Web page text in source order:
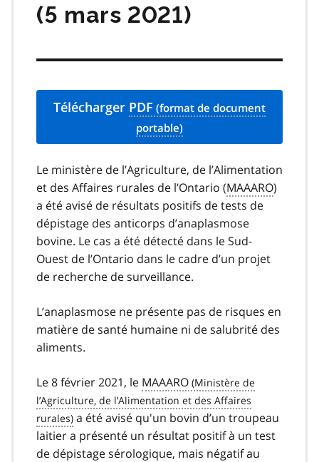
(5 mars 2021)
Télécharger PDF
Le ministère de l’Agriculture, de l’Alimentation
et des Affaires rurales de l’Ontario (MAAARO)
a été avisé de résultats positifs de tests de
dépistage des anticorps d’anaplasmose
bovine. Le cas a été détecté dans le Sud-
Ouest de l’Ontario dans le cadre d’un projet
de recherche de surveillance.
L’anaplasmose ne présente pas de risques en
matière de santé humaine ni de salubrité des
aliments.
Le 8 février 2021, le MAAARO
a été avisé qu'un bovin d’un troupeau
laitier a présenté un résultat positif à un test
de dépistage sérologique, mais négatif au